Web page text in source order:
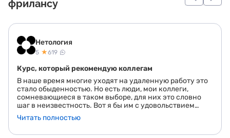
фрилансу
Нетология
5 ★619
Курс, который рекомендую коллегам
В наше время многие уходят на удаленную работу это
стало обыденностью. Но есть люди, мои коллеги,
сомневающиеся в таком выборе, для них это словно
шаг в неизвестность. Вот я бы им с удовольствием
рассказала про очень крутой курс, благодаря которому
все шаги будут твердыми, понятными, видимыми. А
Читать полностью